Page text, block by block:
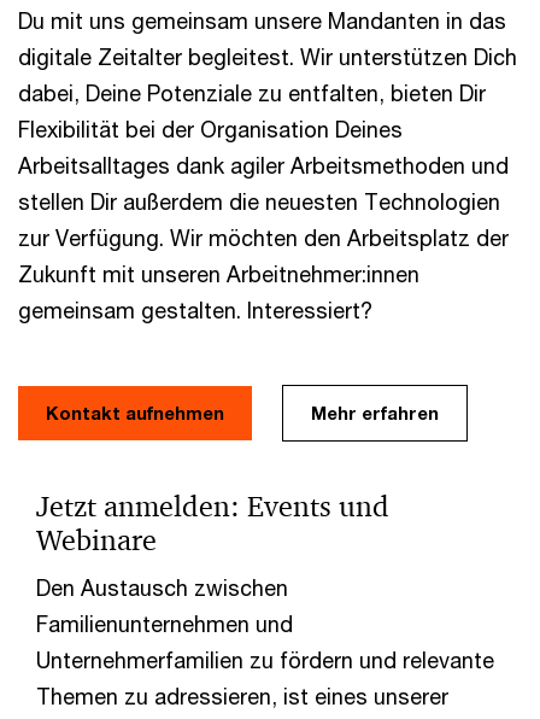
Du mit uns gemeinsam unsere Mandanten in das
digitale Zeitalter begleitest. Wir unterstützen Dich
dabei, Deine Potenziale zu entfalten, bieten Dir
Flexibilität bei der Organisation Deines
Arbeitsalltages dank agiler Arbeitsmethoden und
stellen Dir außerdem die neuesten Technologien
zur Verfügung. Wir möchten den Arbeitsplatz der
Zukunft mit unseren Arbeitnehmer:innen
gemeinsam gestalten. Interessiert?
Kontakt aufnehmen Mehr erfahren
Jetzt anmelden: Events und
Webinare
Den Austausch zwischen
Familienunternehmen und
Unternehmerfamilien zu fördern und relevante
Themen zu adressieren, ist eines unserer